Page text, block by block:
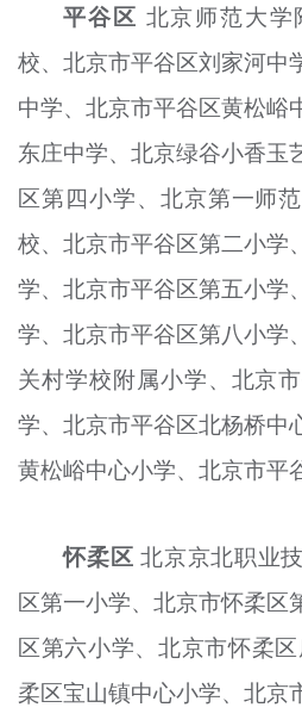
平谷区 北京师范大学
校、北京市平谷区刘家河中
中学、北京市平谷区黄松峪
东庄中学、北京绿谷小香玉
区第四小学、北京第一师
校、北京市平谷区第二小学
学、北京市平谷区第五小学
学、北京市平谷区第八小学
关村学校附属小学、北京
学、北京市平谷区北杨桥中
黄松峪中心小学、北京市平
怀柔区 北京京北职业
区第一小学、北京市怀柔区
区第六小学、北京市怀柔
柔区宝山镇中心小学、北京